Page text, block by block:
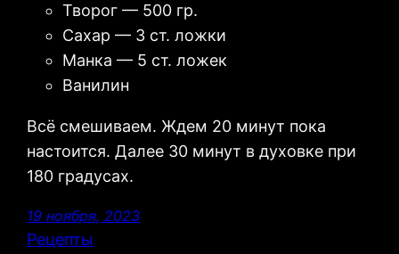
Творог — 500 гр.
Сахар — 3 ст. ложки
Манка — 5 ст. ложек
Ванилин
Всё смешиваем. Ждем 20 минут пока
настоится. Далее 30 минут в духовке при
180 градусах.
19 ноября, 2023
Рецепты